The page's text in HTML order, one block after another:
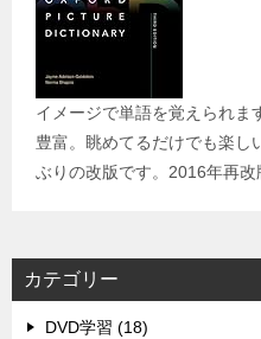
イメージで単語を覚えられま
豊富。眺めてるだけでも楽し
ぶりの改版です。2016年再改
カテゴリー
DVD学習 (18)